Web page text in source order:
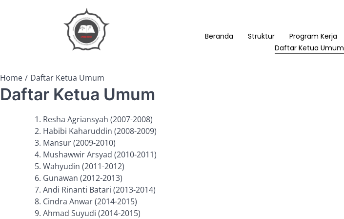
Beranda Struktur Program Kerja
Daftar Ketua Umum
Home Daftar Ketua Umum
Daftar Ketua Umum
Resha Agriansyah (2007-2008)
Habibi Kaharuddin (2008-2009)
Mansur (2009-2010)
Mushawwir Arsyad (2010-2011)
Wahyudin (2011-2012)
Gunawan (2012-2013)
Andi Rinanti Batari (2013-2014)
Cindra Anwar (2014-2015)
Ahmad Suyudi (2014-2015)